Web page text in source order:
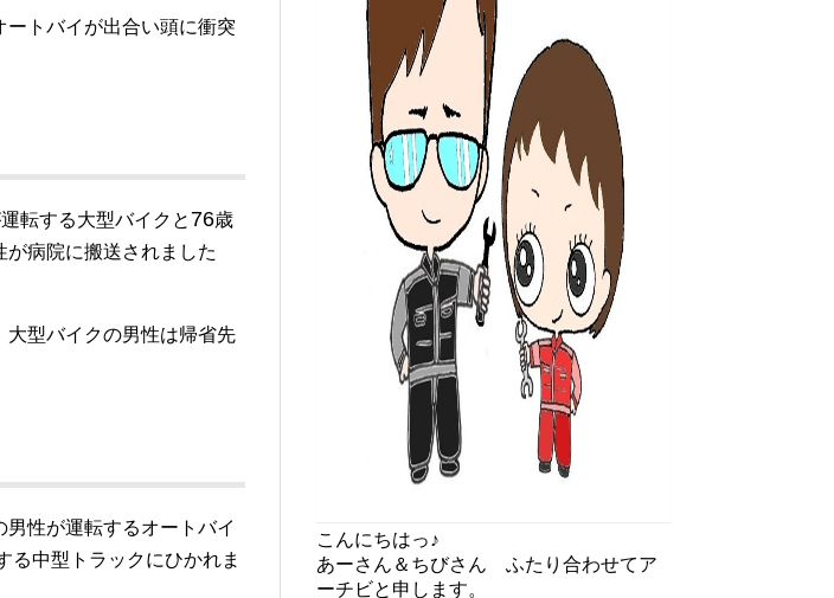
トバイが出合い頭に衝突
転する大型バイクと 76歳
病院に搬送されました
型バイクの男性は帰省先
男性が運転するオートバイ
る中型トラックにひかれま
こんにちはっ♪
あーさん＆ちびさん ふたり合わせてア
ーチビと申します。